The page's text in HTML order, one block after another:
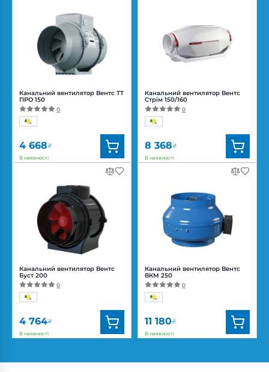
Канальний вентилятор Вентс ТТ
ПРО 150
0
4 668₴
В наявності
Вентс
Артикул:0687908677
Діаметр:
150 мм
Потужність:
42, 50 Вт
Рівень
шуму:
Канальний вентилятор Вентс
Буст 200
0
4 764₴
В наявності
Артикул: 0688299771
Канальний вентилятор Вентс
Стрім 150/160
0
8 368₴
В наявності
Вентс
Артикул:
0688317113
Діаметр:
160/150 мм
Потужність:
Рівень
шуму:
Канальний вентилятор Вентс
ВКМ 250
0
11 180₴
В наявності
Артикул: 0000227227